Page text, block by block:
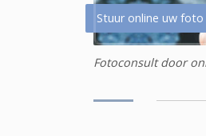
Stuur online uw foto
Fotoconsult door